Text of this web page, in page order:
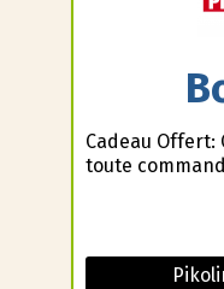
Cadeau
toute